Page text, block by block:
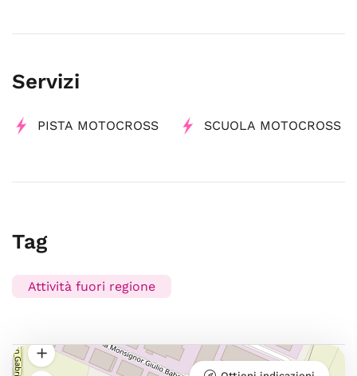
Servizi
PISTA MOTOCROSS SCUOLA MOTOCROSS
Tag
Attività fuori regione